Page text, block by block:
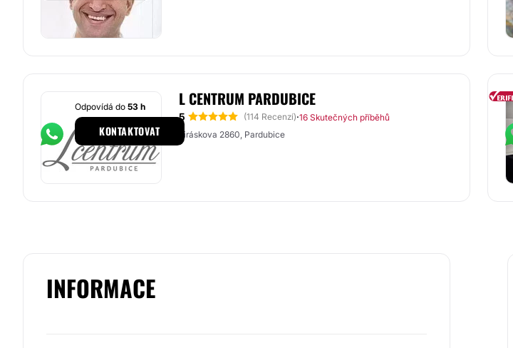
L CENTRUM PARDUBICE
5 (114 Recenzí)·16 Skutečných příběhů
Jiráskova 2860, Pardubice
Odpovídá do 53 h
KONTAKTOVAT
INFORMACE